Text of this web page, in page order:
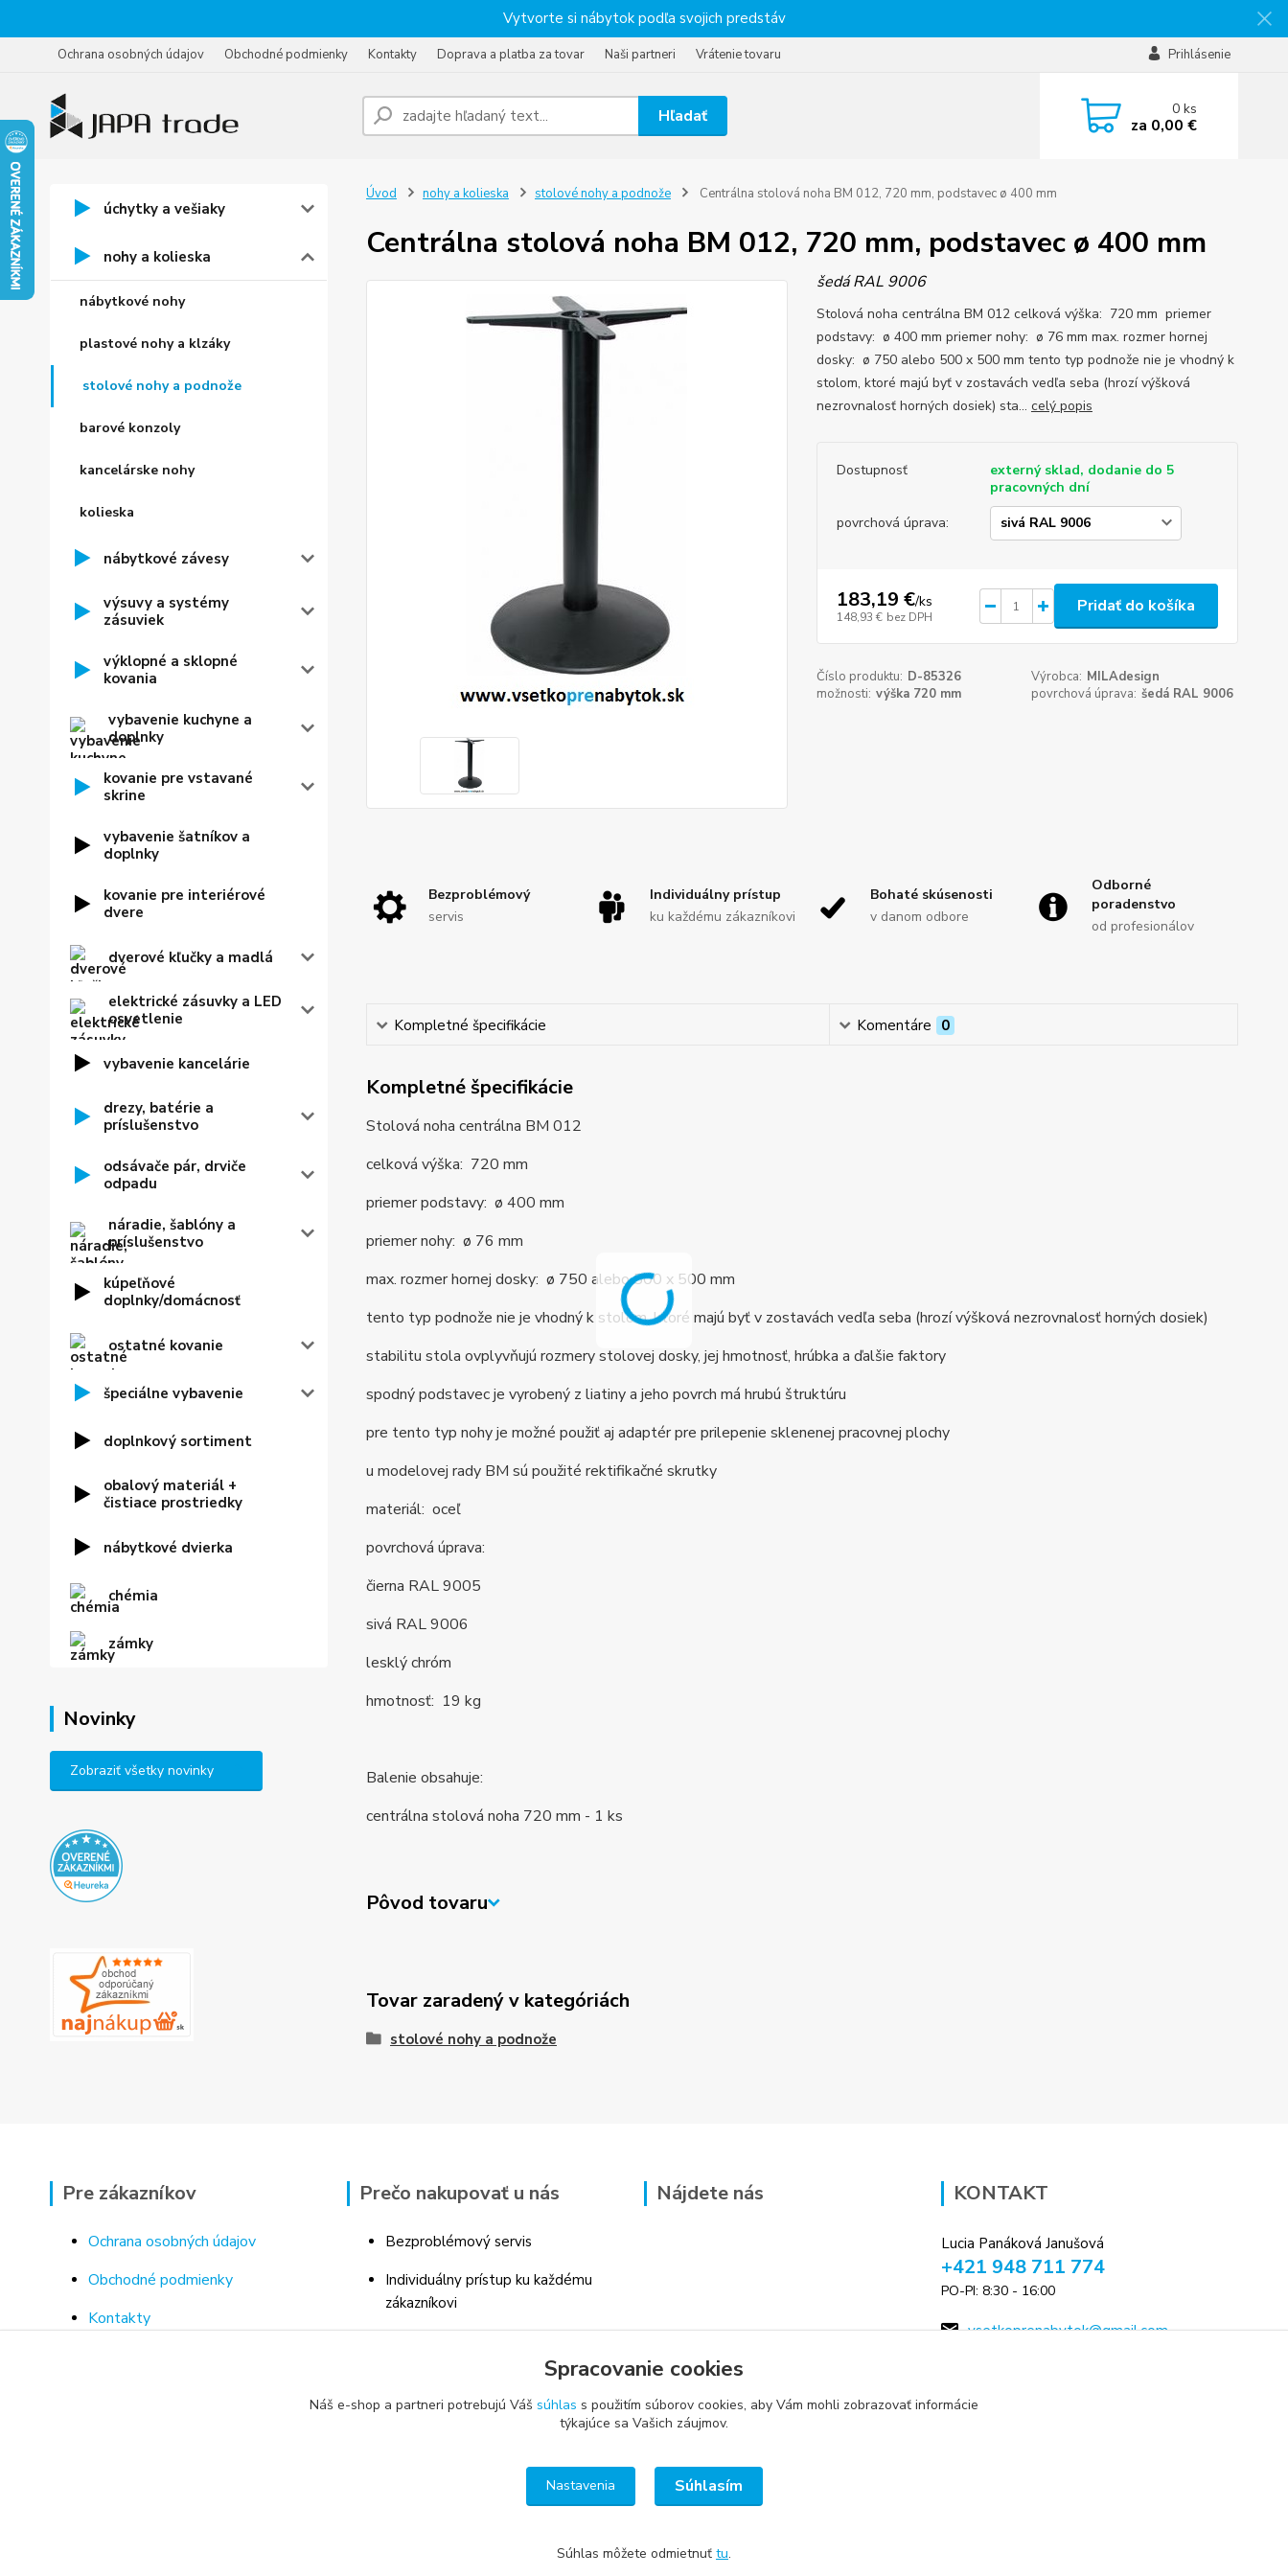
Vytvorte si nábytok podľa svojich predstáv
Ochrana osobných údajov Obchodné podmienky Kontakty Doprava a platba za tovar Naši partneri Vrátenie tovaru Prihlásenie
Hľadať 0ks
za 0,00 €
úchytky a vešiaky
nohy a kolieska
nábytkové nohy
plastové nohy a klzáky
stolové nohy a podnože
barové konzoly
kancelárske nohy
kolieska
nábytkové závesy
výsuvy a systémy
zásuviek
výklopné a sklopné
kovania
vybavenie kuchyne a
doplnky
kovanie pre vstavané
skrine
vybavenie šatníkov a
doplnky
kovanie pre interiérové
dvere
dverové kľučky a madlá
elektrické zásuvky a LED
osvetlenie
vybavenie kancelárie
drezy, batérie a
príslušenstvo
odsávače pár, drviče
odpadu
náradie, šablóny a
príslušenstvo
kúpeľňové
doplnky/domácnosť
ostatné kovanie
špeciálne vybavenie
doplnkový sortiment
obalový materiál +
čistiace prostriedky
nábytkové dvierka
chémia
zámky
Novinky
Zobraziť všetky novinky
Úvod nohy a kolieska stolové nohy a podnože Centrálna stolová noha BM 012, 720 mm, podstavec ø 400 mm
Centrálna stolová noha BM 012, 720 mm, podstavec ø 400 mm
šedá RAL 9006
Stolová noha centrálna BM 012 celková výška: 720 mm priemer
podstavy: ø 400 mm priemer nohy: ø 76 mm max. rozmer hornej
dosky: ø 750 alebo 500 x 500 mm tento typ podnože nie je vhodný k
stolom, ktoré majú byť v zostavách vedľa seba (hrozí výšková
nezrovnalosť horných dosiek) sta... celý popis
Dostupnosť
externý sklad, dodanie do 5
pracovných dní
povrchová úprava:
183,19 €/ks
148,93 € bez DPH
Pridať do košíka
Číslo produktu: D-85326 Výrobca: MILAdesign
možnosti: výška 720 mm povrchová úprava: šedá RAL 9006
Bezproblémový
servis
Individuálny prístup
ku každému zákazníkovi
Bohaté skúsenosti
v danom odbore
Odborné
poradenstvo
od profesionálov
Kompletné špecifikácie Komentáre 0
Kompletné špecifikácie
Stolová noha centrálna BM 012
celková výška: 720 mm
priemer podstavy: ø 400 mm
priemer nohy: ø 76 mm
max. rozmer hornej dosky: ø 750 alebo 500 x 500 mm
tento typ podnože nie je vhodný k stolom, ktoré majú byť v zostavách vedľa seba (hrozí výšková nezrovnalosť horných dosiek)
stabilitu stola ovplyvňujú rozmery stolovej dosky, jej hmotnosť, hrúbka a ďalšie faktory
spodný podstavec je vyrobený z liatiny a jeho povrch má hrubú štruktúru
pre tento typ nohy je možné použiť aj adaptér pre prilepenie sklenenej pracovnej plochy
u modelovej rady BM sú použité rektifikačné skrutky
materiál: oceľ
povrchová úprava:
čierna RAL 9005
sivá RAL 9006
lesklý chróm
hmotnosť: 19 kg
Balenie obsahuje:
centrálna stolová noha 720 mm - 1 ks
Pôvod tovaru
Tovar zaradený v kategóriách
stolové nohy a podnože
Pre zákazníkov
Ochrana osobných údajov
Obchodné podmienky
Kontakty
Prečo nakupovať u nás
Bezproblémový servis
Individuálny prístup ku každému
zákazníkovi
poradenstvo
Nájdete nás KONTAKT
Lucia Panáková Janušová
+421 948 711 774
PO-PI: 8:30 - 16:00
vsetkoprenabytok@gmail.com
Spracovanie cookies
Náš e-shop a partneri potrebujú Váš súhlas s použitím súborov cookies, aby Vám mohli zobrazovať informácie
týkajúce sa Vašich záujmov.
Nastavenia Súhlasím
Súhlas môžete odmietnuť tu.